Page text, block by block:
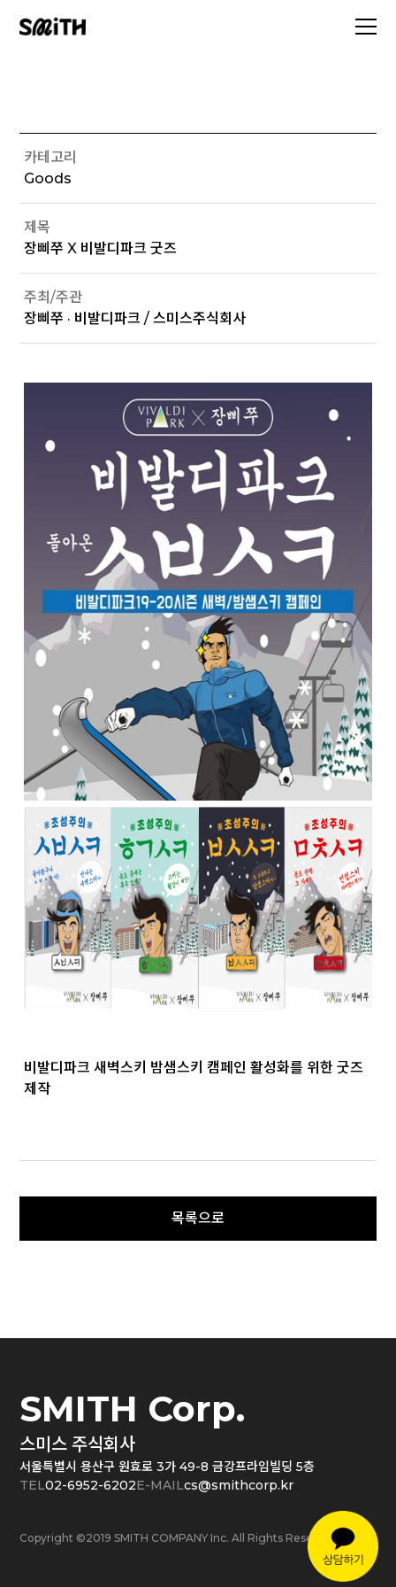
카테고리
Goods
제목
장삐쭈 X 비발디파크 굿즈
주최/주관
장삐쭈 · 비발디파크 / 스미스주식회사
비발디파크 새벽스키 밤샘스키 캠페인 활성화를 위한 굿즈
제작
SMITH Corp.
스미스 주식회사
서울특별시 용산구 원효로 3가 49-8 금강프라임빌딩 5층
TEL02-6952-6202E-MAILcs@smithcorp.kr
Copyright ©2019 SMITH COMPANY Inc. All Rights Reserved.